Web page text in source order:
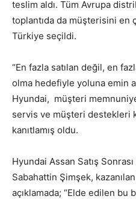
teslim aldı. Tüm Avrupa
toplantıda da müşterisini en
Türkiye seçildi.
“En fazla satılan değil, en
olma hedefiyle yoluna emin
Hyundai, müşteri
servis ve müşteri destekleri
kanıtlamış oldu.
Hyundai Assan Satış
Sabahattin Şimşek,
açıklamada; “Elde edilen bu